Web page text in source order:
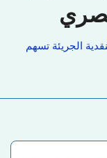
الجريئة تسهم